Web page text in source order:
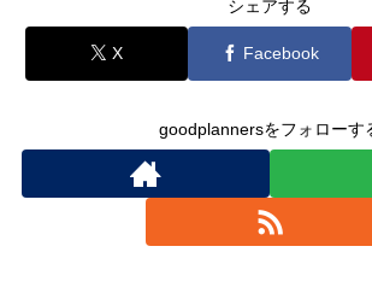
シェアする
X Facebook
goodplannersをフォローす